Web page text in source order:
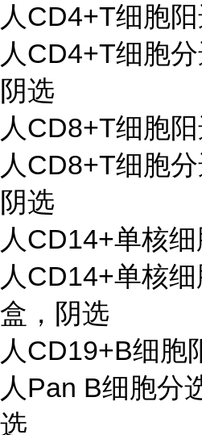
人CD4+T细胞
人CD4+T细胞分
阴选
人CD8+T细胞
人CD8+T细胞分
阴选
人CD14+单核
人CD14+单核
盒，阴选
人CD19+B细胞
人Pan B细胞分
选